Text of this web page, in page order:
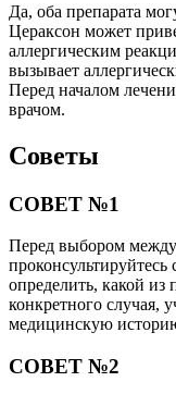
Да, оба препарата
Цераксон может
аллергическим
вызывает
Перед началом
врачом.
Советы
СОВЕТ №1
Перед выбором
определить, какой из
конкретного случая,
медицинскую
СОВЕТ №2